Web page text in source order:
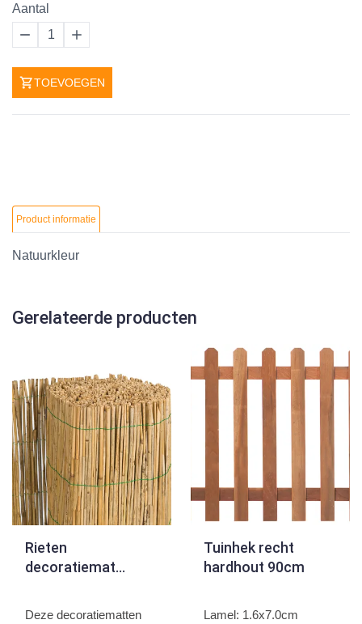
Aantal
1
TOEVOEGEN
Product informatie
Natuurkleur
Gerelateerde producten
Rieten
decoratiemat
Deze decoratiematten
Tuinhek recht
hardhout 90cm
Lamel: 1.6x7.0cm